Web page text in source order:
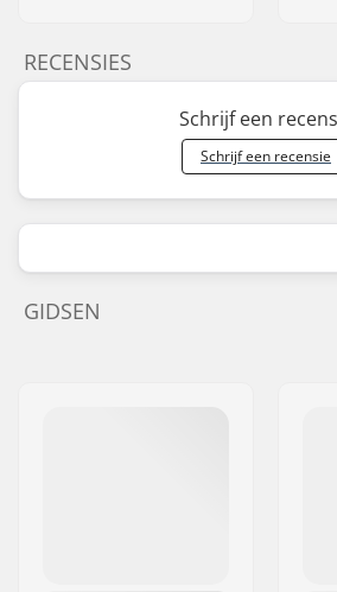
RECENSIES
Schrijf een
Schrijf een recensie
GIDSEN